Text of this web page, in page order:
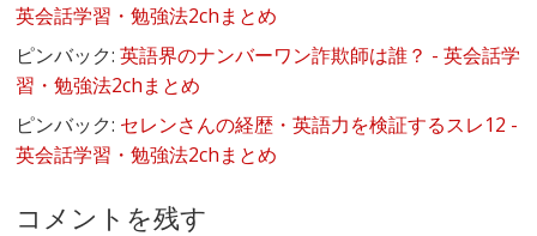
英会話学習・勉強法2chまとめ
ピンバック:英語界のナンバーワン詐欺師は誰？ - 英会話学
習・勉強法2chまとめ
ピンバック: セレンさんの経歴・英語力を検証するスレ12 -
英会話学習・勉強法2chまとめ
コメントを残す